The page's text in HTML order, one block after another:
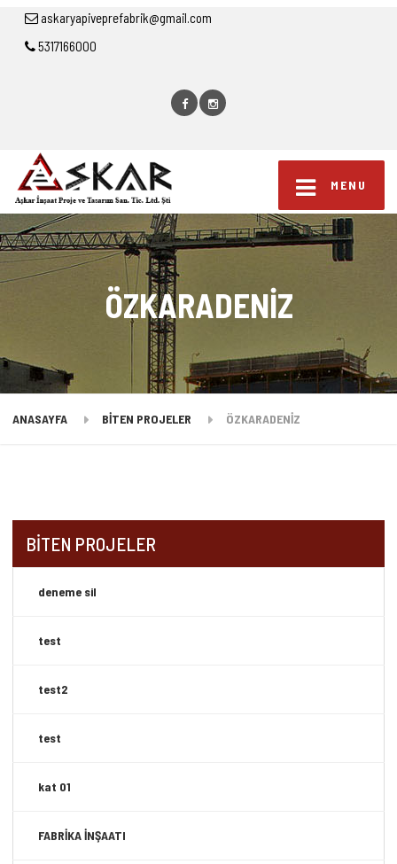
askaryapiveprefabrik@gmail.com
5317166000
MENU
ÖZKARADENİZ
ANASAYFA BİTEN PROJELER ÖZKARADENİZ
BİTEN PROJELER
deneme sil
test
test2
test
kat 01
FABRİKA İNŞAATI